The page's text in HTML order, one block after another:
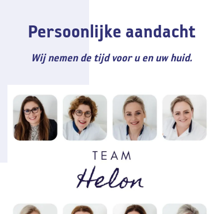
Persoonlijke aandacht
Wij nemen de tijd voor u en uw huid.